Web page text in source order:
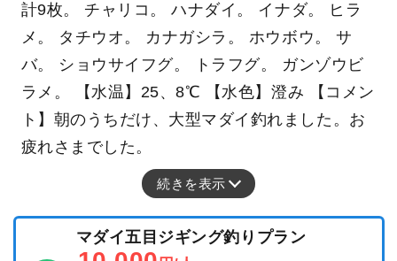
計9枚。 チャリコ。 ハナダイ。 イナダ。 ヒラ
メ。 タチウオ。 カナガシラ。 ホウボウ。 サ
バ。 ショウサイフグ。 トラフグ。 ガンゾウビ
ラメ。 【水温】25、8℃ 【水色】澄み 【コメン
ト】朝のうちだけ、大型マダイ釣れました。お
疲れさまでした。
続きを表示
マダイ五目ジギング釣りプラン